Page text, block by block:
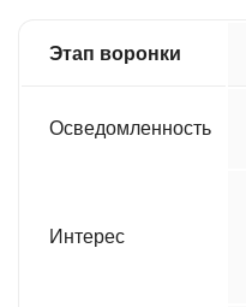
Этап воронки
Осведомленность
Интерес